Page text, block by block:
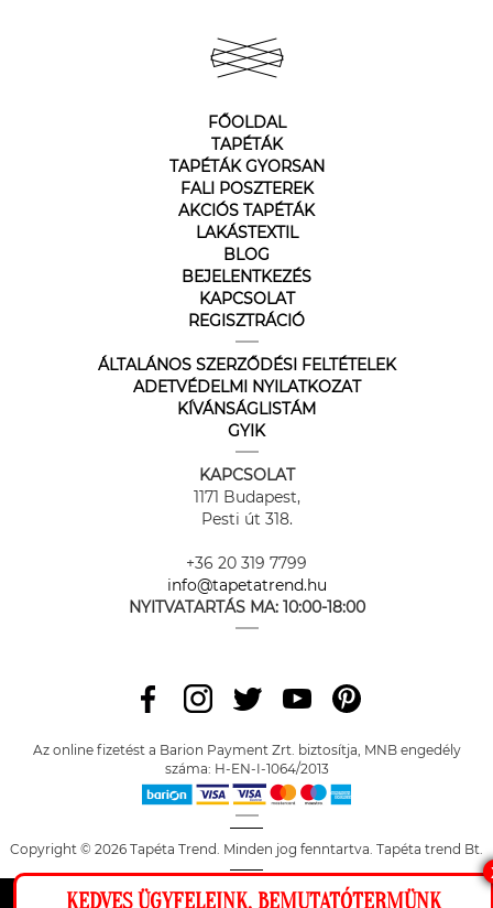
FŐOLDAL
TAPÉTÁK
TAPÉTÁK GYORSAN
FALI POSZTEREK
AKCIÓS TAPÉTÁK
LAKÁSTEXTIL
BLOG
BEJELENTKEZÉS
KAPCSOLAT
REGISZTRÁCIÓ
ÁLTALÁNOS SZERZŐDÉSI FELTÉTELEK
ADETVÉDELMI NYILATKOZAT
KÍVÁNSÁGLISTÁM
GYIK
KAPCSOLAT
1171 Budapest,
Pesti út 318.
+36 20 319 7799
info@tapetatrend.hu
NYITVATARTÁS MA: 10:00-18:00
Az online fizetést a Barion Payment Zrt. biztosítja, MNB engedély
száma: H-EN-I-1064/2013
Copyright © 2026 Tapéta Trend. Minden jog fenntartva. Tapéta trend Bt.
KEDVES ÜGYFELEINK, BEMUTATÓTERMÜNK